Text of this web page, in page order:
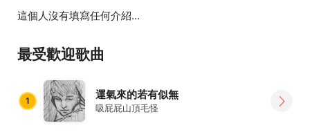
這個人沒有填寫任何介紹...
最受歡迎歌曲
1 運氣來的若有似無
吸屁屁山頂毛怪